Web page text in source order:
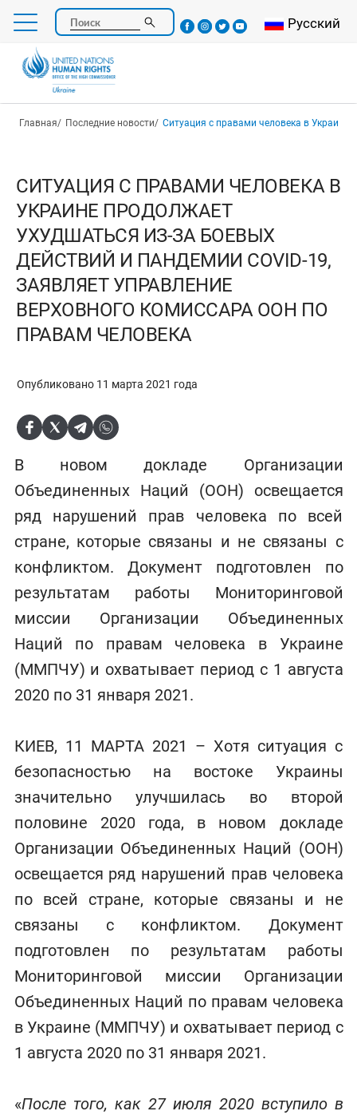
Перейти
основному
содержанию
Поиск Select your
Русский
Строка навигации
Главная Последние новости Ситуация с правами человека в Украине продолжает ухудшаться из-за боевых действий и пандемии COVID-19,
СИТУАЦИЯ С ПРАВАМИ ЧЕЛОВЕКА В
УКРАИНЕ ПРОДОЛЖАЕТ
УХУДШАТЬСЯ ИЗ-ЗА БОЕВЫХ
ДЕЙСТВИЙ И ПАНДЕМИИ COVID-19,
ЗАЯВЛЯЕТ УПРАВЛЕНИЕ
ВЕРХОВНОГО КОМИССАРА ООН ПО
ПРАВАМ ЧЕЛОВЕКА
Опубликовано 11 марта 2021 года
В новом докладе Организации
Объединенных Наций (ООН) освещается
ряд нарушений прав человека по всей
стране, которые связаны и не связаны с
конфликтом. Документ подготовлен по
результатам работы Мониторинговой
миссии Организации Объединенных
Наций по правам человека в Украине
(ММПЧУ) и охватывает период с 1 августа
2020 по 31 января 2021.
КИЕВ, 11 МАРТА 2021 – Хотя ситуация с
безопасностью на востоке Украины
значительно улучшилась во второй
половине 2020 года, в новом докладе
Организации Объединенных Наций (ООН)
освещается ряд нарушений прав человека
по всей стране, которые связаны и не
связаны с конфликтом. Документ
подготовлен по результатам работы
Мониторинговой миссии Организации
Объединенных Наций по правам человека
в Украине (ММПЧУ) и охватывает период с
1 августа 2020 по 31 января 2021.
«После того, как 27 июля 2020 вступило в